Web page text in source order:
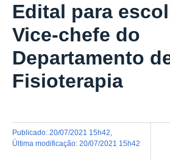
Edital para
Vice-chefe do
Departamento
Fisioterapia
publicado: 20/07/2021 15h42
última modificação: 20/07/2021 15h42